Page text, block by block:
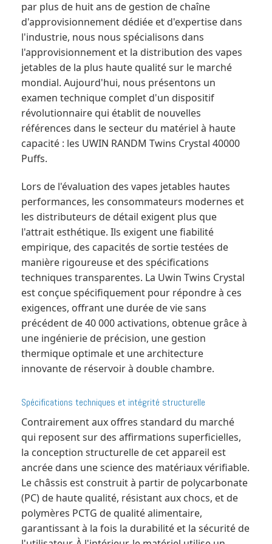
par plus de huit ans de gestion de chaîne
d'approvisionnement dédiée et d'expertise dans
l'industrie, nous nous spécialisons dans
l'approvisionnement et la distribution des vapes
jetables de la plus haute qualité sur le marché
mondial. Aujourd'hui, nous présentons un
examen technique complet d'un dispositif
révolutionnaire qui établit de nouvelles
références dans le secteur du matériel à haute
capacité : les UWIN RANDM Twins Crystal 40000
Puffs.
Lors de l'évaluation des vapes jetables hautes
performances, les consommateurs modernes et
les distributeurs de détail exigent plus que
l'attrait esthétique. Ils exigent une fiabilité
empirique, des capacités de sortie testées de
manière rigoureuse et des spécifications
techniques transparentes. La Uwin Twins Crystal
est conçue spécifiquement pour répondre à ces
exigences, offrant une durée de vie sans
précédent de 40 000 activations, obtenue grâce à
une ingénierie de précision, une gestion
thermique optimale et une architecture
innovante de réservoir à double chambre.
Spécifications techniques et intégrité structurelle
Contrairement aux offres standard du marché
qui reposent sur des affirmations superficielles,
la conception structurelle de cet appareil est
ancrée dans une science des matériaux vérifiable.
Le châssis est construit à partir de polycarbonate
(PC) de haute qualité, résistant aux chocs, et de
polymères PCTG de qualité alimentaire,
garantissant à la fois la durabilité et la sécurité de